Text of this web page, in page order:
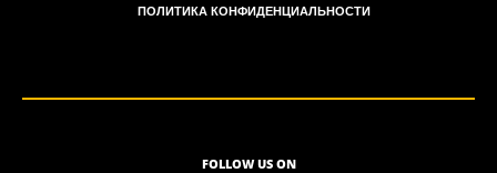
ПОЛИТИКА КОНФИДЕНЦИАЛЬНОСТИ
FOLLOW US ON